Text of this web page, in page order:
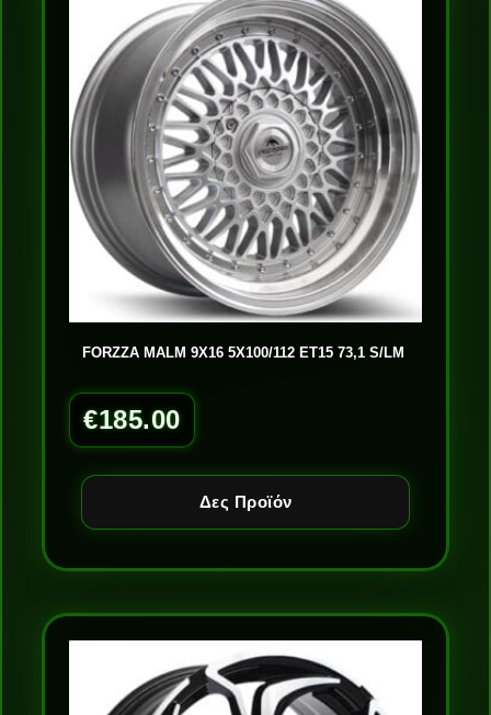
FORZZA MALM 9X16 5X100/112 ET15 73,1 S/LM
€185.00
Δες Προϊόν